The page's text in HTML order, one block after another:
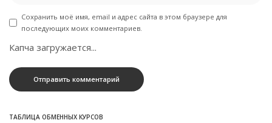
Сохранить моё имя, email и адрес сайта в этом браузере для
последующих моих комментариев.
Капча загружается...
ТАБЛИЦА ОБМЕННЫХ КУРСОВ